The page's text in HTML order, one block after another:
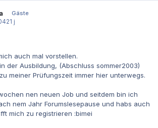
Gäste
21 j
auch mal vorstellen.
der Ausbildung, (Abschluss sommer2003)
meiner Prüfungszeit immer hier unterwegs.
nen neuen Job und seitdem bin ich
nem Jahr Forumslesepause und habs auch
mich zu registrieren :bimei